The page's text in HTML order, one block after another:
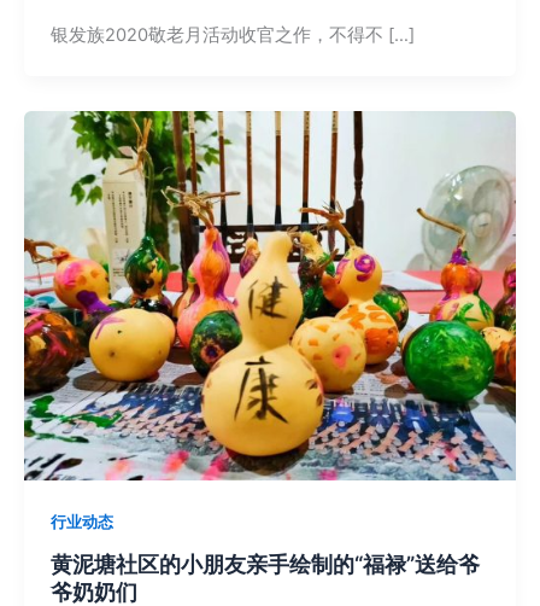
银发族2020敬老月活动收官之作，不得不 […]
行业动态
黄泥塘社区的小朋友亲手绘制的“福禄”送给爷
爷奶奶们